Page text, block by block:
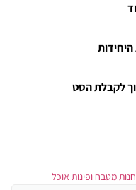
מטבח ופינות אוכל